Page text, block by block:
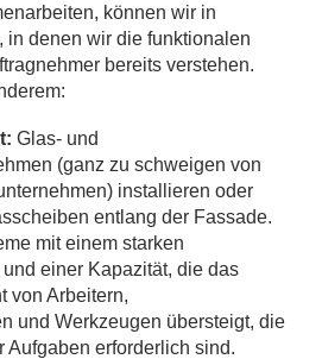
können wir in
in denen wir die funktionalen
bereits verstehen.
Glas- und
(ganz zu schweigen von
installieren oder
entlang der Fassade.
mit einem starken
einer Kapazität, die das
von Arbeitern,
und Werkzeugen übersteigt, die
Aufgaben erforderlich sind.